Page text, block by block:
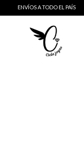
A TODO EL PAÍS